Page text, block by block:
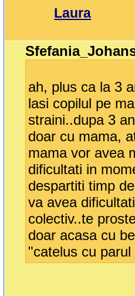
Laura
ah, plus ca la 3
lasi copilul pe
straini..dupa 3
doar cu mama,
mama vor avea
dificultati in
despartiti timp
va avea
colectiv..te
doar acasa cu
"catelus cu